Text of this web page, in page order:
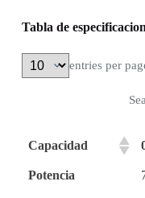
Tabla de
entries per
Capacidad
Potencia